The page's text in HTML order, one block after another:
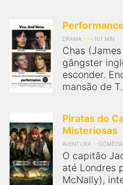
Performance
DRAMA 101 MIN
Chas
gângster
esconder.
mansão de
Piratas do
Misteriosas
AVENTURA COMÉDIA
O capitão
até Londres
McNally),